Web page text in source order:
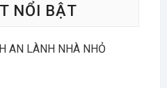
NỔI BẬT
AN LÀNH NHÀ NHỎ